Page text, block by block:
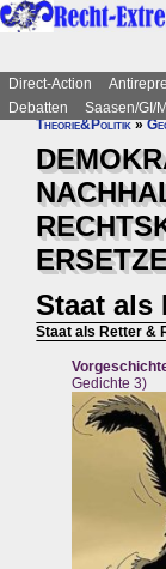
Direct-Action
Debatten
Saasen/GI/
Theorie&Politik»
Staat als
Staat als Retter &
Gedichte 3)